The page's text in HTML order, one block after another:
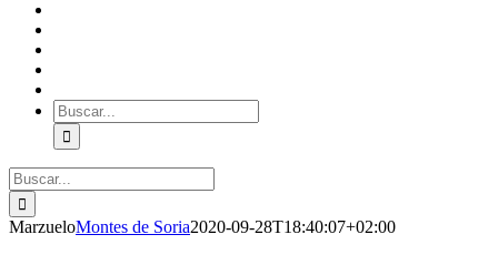
Buscar:
Buscar:
MarzueloMontes de Soria2020-09-28T18:40:07+02:00